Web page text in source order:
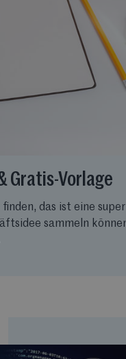
Gratis-Vorlage
das ist eine
sammeln